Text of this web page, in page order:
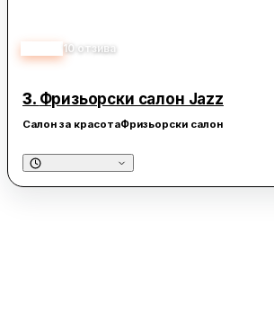
10 отзива
3. Фризьорски салон Jazz
Салон за красотаФризьорски салон